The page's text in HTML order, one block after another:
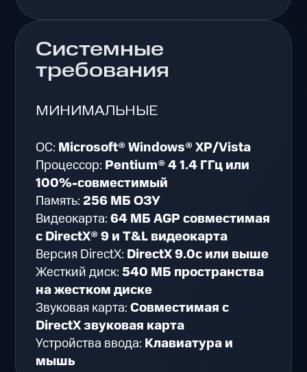
Системные
требования
МИНИМАЛЬНЫЕ
ОС: Microsoft® Windows® XP/Vista
Процессор: Pentium® 4 1.4 ГГц или
100%-совместимый
Память: 256 МБ ОЗУ
Видеокарта:64 МБ AGP совместимая
с DirectX® 9 и T&L видеокарта
Версия DirectX: DirectX 9.0c или выше
Жесткий диск:540 МБ пространства
на жестком диске
Звуковая карта:Совместимая с
DirectX звуковая карта
Устройства ввода: Клавиатура и
мышь